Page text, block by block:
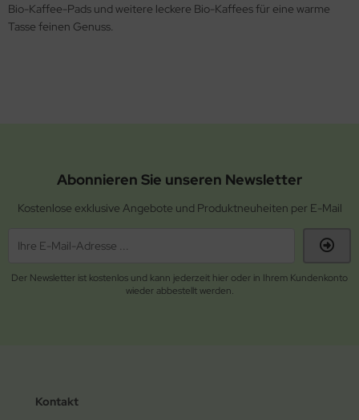
Bio-Kaffee-Pads und weitere leckere Bio-Kaffees für eine warme
Tasse feinen Genuss.
Abonnieren Sie unseren Newsletter
Kostenlose exklusive Angebote und Produktneuheiten per E-Mail
Der Newsletter ist kostenlos und kann jederzeit hier oder in Ihrem Kundenkonto
wieder abbestellt werden.
Kontakt